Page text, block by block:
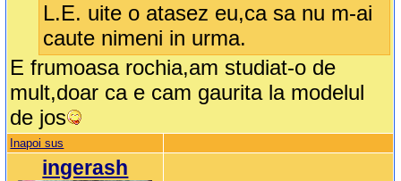
L.E. uite o atasez eu,ca sa nu m-ai
caute nimeni in urma.
E frumoasa rochia,am studiat-o de
mult,doar ca e cam gaurita la modelul
de jos
Inapoi sus
ingerash